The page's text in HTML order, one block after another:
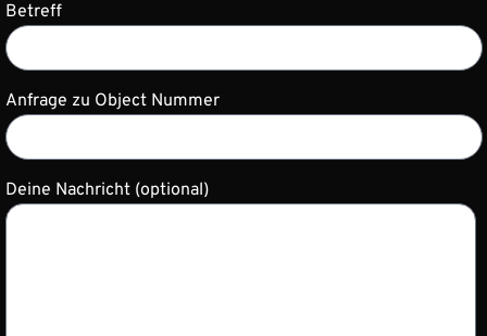
Betreff
Anfrage zu Object Nummer
Deine Nachricht (optional)